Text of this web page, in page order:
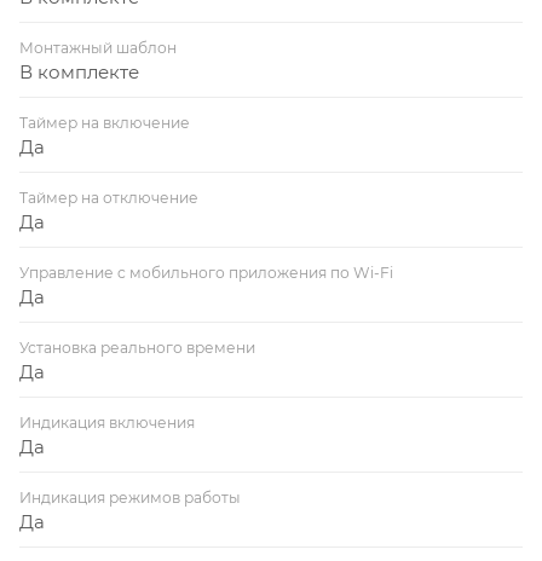
Монтажный шаблон
В комплекте
Таймер на включение
Да
Таймер на отключение
Да
Управление c мобильного приложения по Wi-Fi
Да
Установка реального времени
Да
Индикация включения
Да
Индикация режимов работы
Да